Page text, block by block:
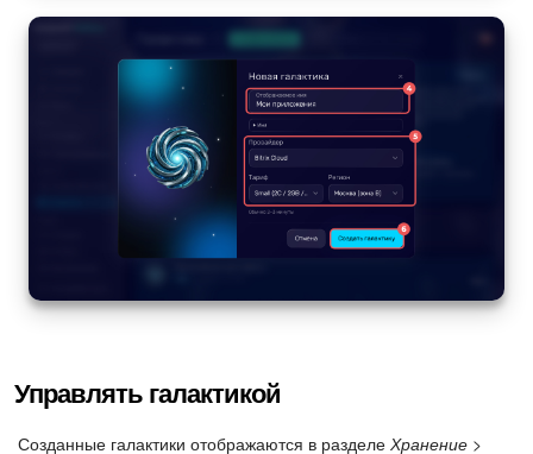
Управлять галактикой
Созданные галактики отображаются в разделе Хранение >